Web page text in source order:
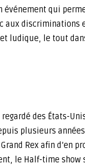
événement qui
aux discriminations
ludique, le tout
des États-
plusieurs
Rex afin d’en
le Half-time show